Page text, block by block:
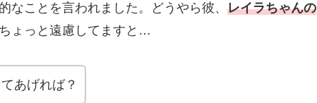
なことを言われました。どうやら彼、 レイラちゃんの
ょっと遠慮してますと…
あげれば？